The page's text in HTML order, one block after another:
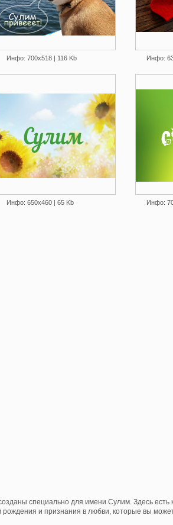
Инфо: 700х518 | 116 Kb Инфо:
Инфо: 650х460 | 65 Kb Инфо:
специально для имени Сулим. Здесь
и признания в любви, которые вы